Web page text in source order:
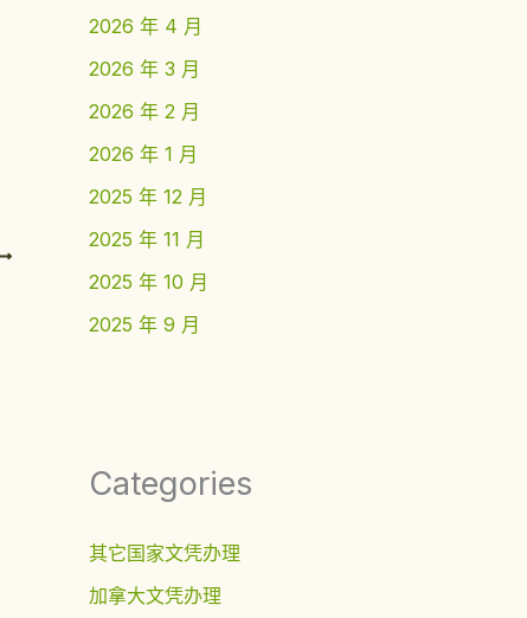
2026 年 4 月
2026 年 3 月
2026 年 2 月
2026 年 1 月
2025 年 12 月
2025 年 11 月
2025 年 10 月
2025 年 9 月
Categories
其它国家文凭办理
加拿大文凭办理